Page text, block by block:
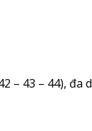
– 43 – 44),